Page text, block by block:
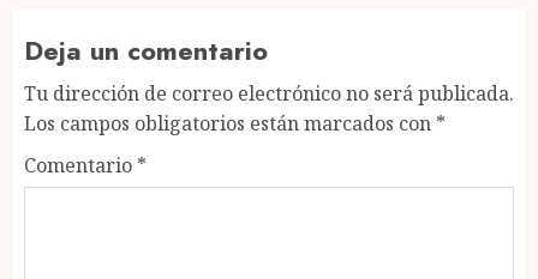
Deja un comentario
Tu dirección de correo electrónico no será publicada.
Los campos obligatorios están marcados con *
Comentario *